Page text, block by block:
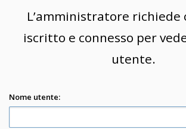
L’amministratore richiede
iscritto e connesso per
utente.
Nome utente: